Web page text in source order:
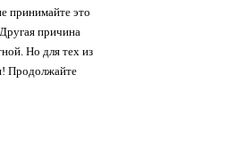
принимайте это
причина
Но для тех из
Продолжайте